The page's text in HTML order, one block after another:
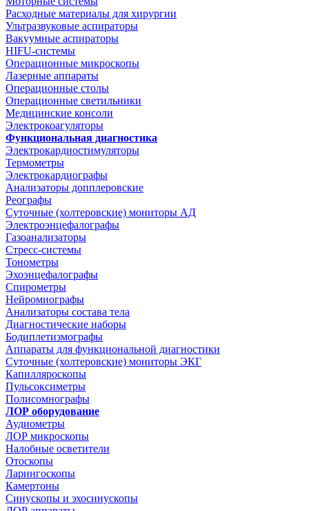
Расходные материалы для хирургии
Ультразвуковые аспираторы
Вакуумные аспираторы
HIFU-системы
Операционные микроскопы
Лазерные аппараты
Операционные столы
Операционные светильники
Медицинские консоли
Электрокоагуляторы
Функциональная диагностика
Электрокардиостимуляторы
Термометры
Электрокардиографы
Анализаторы допплеровские
Реографы
Суточные (холтеровские) мониторы АД
Электроэнцефалографы
Газоанализаторы
Стресс-системы
Тонометры
Эхоэнцефалографы
Спирометры
Нейромиографы
Анализаторы состава тела
Диагностические наборы
Бодиплетизмографы
Аппараты для функциональной диагностики
Суточные (холтеровские) мониторы ЭКГ
Капилляроскопы
Пульсоксиметры
Полисомнографы
ЛОР оборудование
Аудиометры
ЛОР микроскопы
Налобные осветители
Отоскопы
Ларингоскопы
Камертоны
Синускопы и эхосинускопы